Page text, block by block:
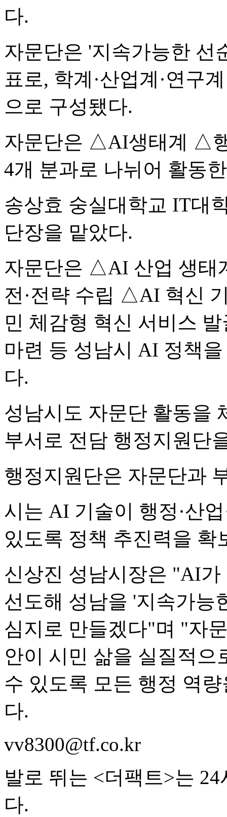
다.
자문단은 '지속가능한 선
표로, 학계·산업계·연구
으로 구성됐다.
자문단은 △AI생태계 △
4개 분과로 나뉘어 활동
송상효 숭실대학교 IT대
단장을 맡았다.
자문단은 △AI 산업 생태
전·전략 수립 △AI 혁신
민 체감형 혁신 서비스
마련 등 성남시 AI 정책
다.
성남시도 자문단 활동을
부서로 전담 행정지원단
행정지원단은 자문단과
시는 AI 기술이 행정·산
있도록 정책 추진력을 확
신상진 성남시장은 "AI
선도해 성남을 '지속가능
심지로 만들겠다"며 "자
안이 시민 삶을 실질적
수 있도록 모든 행정 역
다.
vv8300@tf.co.kr
발로 뛰는 <더팩트>는
다.